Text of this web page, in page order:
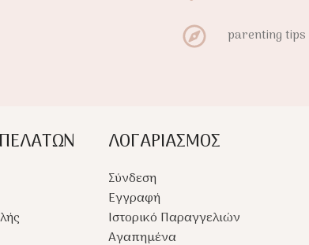
parenting
ΛΟΓΑΡΙΑΣΜΟΣ
Σύνδεση
Εγγραφή
Ιστορικό Παραγγελιών
Αγαπημένα